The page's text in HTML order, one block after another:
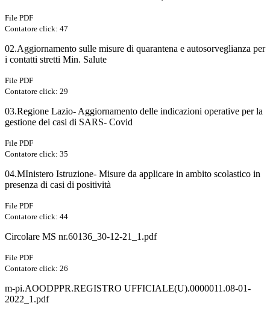
File PDF
Contatore click: 47
02.Aggiornamento sulle misure di quarantena e autosorveglianza per
i contatti stretti Min. Salute
File PDF
Contatore click: 29
03.Regione Lazio- Aggiornamento delle indicazioni operative per la
gestione dei casi di SARS- Covid
File PDF
Contatore click: 35
04.MInistero Istruzione- Misure da applicare in ambito scolastico in
presenza di casi di positività
File PDF
Contatore click: 44
Circolare MS nr.60136_30-12-21_1.pdf
File PDF
Contatore click: 26
m-pi.AOODPPR.REGISTRO UFFICIALE(U).0000011.08-01-
2022_1.pdf